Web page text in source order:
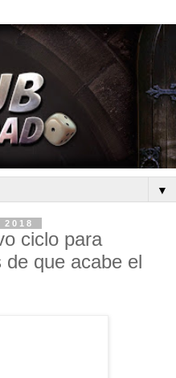
▼
ciclo para
que acabe el